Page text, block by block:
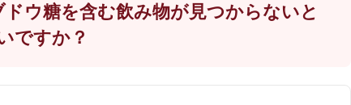
血糖トレンド
ウ糖を含む飲み物が見つからないと
ですか？